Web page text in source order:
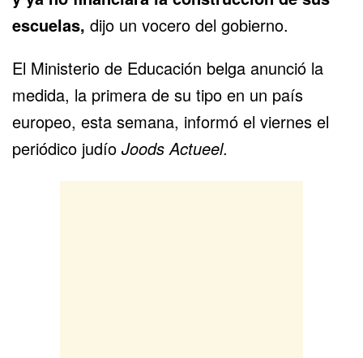
escuelas, dijo un vocero del gobierno.
El Ministerio de Educación belga anunció la
medida, la primera de su tipo en un país
europeo, esta semana, informó el viernes el
periódico judío Joods Actueel.